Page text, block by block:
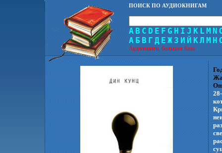
ПОИСК ПО АУДИОКНИГАМ
A B C D E F G H I J K L M N
А Б В Г Д Е Ж З И Й КЛ М Н
Аудиокниги, большая база.